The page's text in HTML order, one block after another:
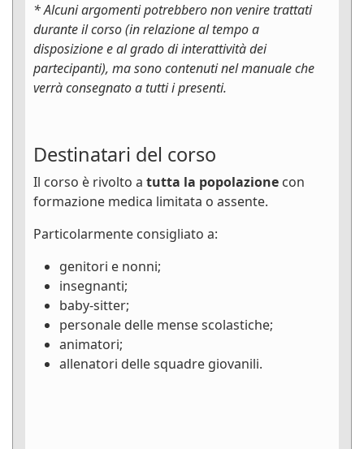
* Alcuni argomenti potrebbero non venire trattati
durante il corso (in relazione al tempo a
disposizione e al grado di interattività dei
partecipanti), ma sono contenuti nel manuale che
verrà consegnato a tutti i presenti.
Destinatari del corso
Il corso è rivolto a tutta la popolazione con
formazione medica limitata o assente.
Particolarmente consigliato a:
genitori e nonni;
insegnanti;
baby-sitter;
personale delle mense scolastiche;
animatori;
allenatori delle squadre giovanili.